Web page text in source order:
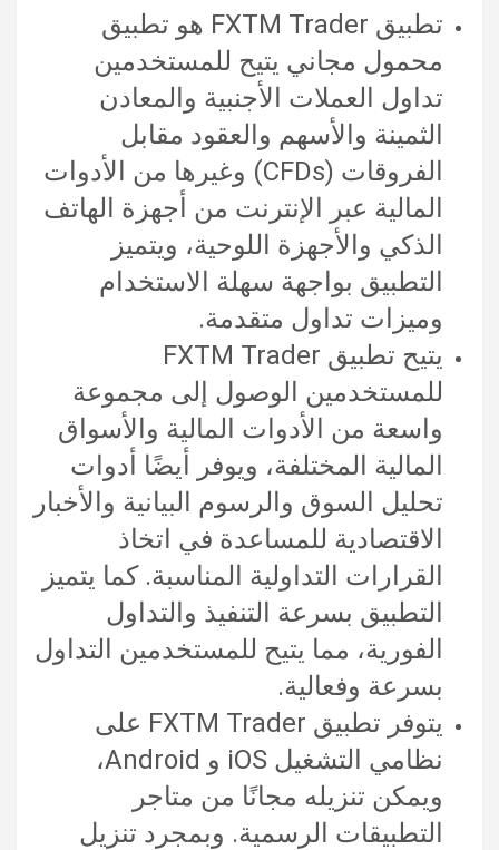
تطبيق FXTM Trader هو تطبيق
محمول مجاني يتيح للمستخدمين
تداول العملات الأجنبية والمعادن
الثمينة والأسهم والعقود مقابل
الفروقات (CFDs) وغيرها من الأدوات
المالية عبر الإنترنت من أجهزة الهاتف
الذكي والأجهزة اللوحية، ويتميز
التطبيق بواجهة سهلة الاستخدام
وميزات تداول متقدمة.
يتيح تطبيق FXTM Trader
للمستخدمين الوصول إلى مجموعة
واسعة من الأدوات المالية والأسواق
المالية المختلفة، ويوفر أيضًا أدوات
تحليل السوق والرسوم البيانية والأخبار
الاقتصادية للمساعدة في اتخاذ
القرارات التداولية المناسبة. كما يتميز
التطبيق بسرعة التنفيذ والتداول
الفورية، مما يتيح للمستخدمين التداول
بسرعة وفعالية.
يتوفر تطبيق FXTM Trader على
نظامي التشغيل iOS و Android،
ويمكن تنزيله مجانًا من متاجر
التطبيقات الرسمية. وبمجرد تنزيل